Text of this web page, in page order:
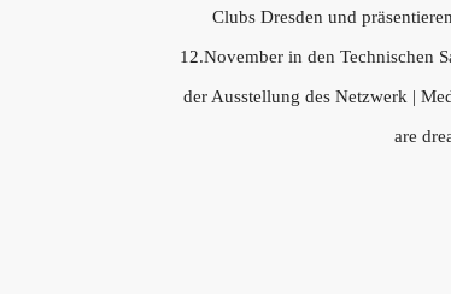
Clubs Dresden und
12.November in den Technischen
der Ausstellung des Netzwerk |
are